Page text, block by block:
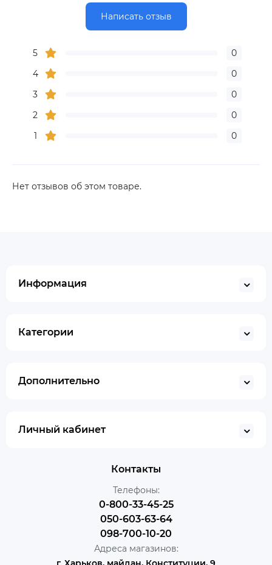
Написать отзыв
5
0
4
0
3
0
2
0
1
0
Нет отзывов об этом товаре.
Информация
Категории
Дополнительно
Личный кабинет
Контакты
Телефоны:
0-800-33-45-25
050-603-63-64
098-700-10-20
Адреса магазинов: